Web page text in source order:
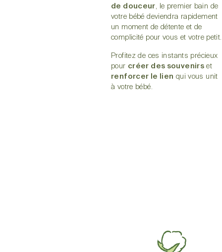
de douceur , le premier bain de
votre bébé deviendra rapidement
un moment de détente et de
complicité pour vous et votre petit.
Profitez de ces instants précieux
pour créer des souvenirs et
renforcer le lien qui vous unit
à votre bébé.